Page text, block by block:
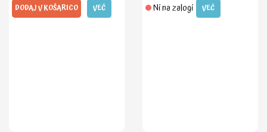
DODAJ V KOŠARICO VEČ Ni na zalogi VEČ